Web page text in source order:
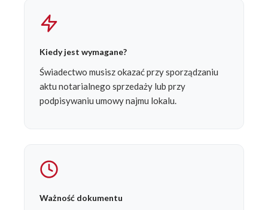
Kiedy jest wymagane?
Świadectwo musisz okazać przy sporządzaniu
aktu notarialnego sprzedaży lub przy
podpisywaniu umowy najmu lokalu.
Ważność dokumentu